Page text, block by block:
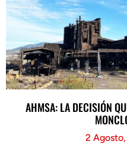
AHMSA: LA DECISIÓN
2